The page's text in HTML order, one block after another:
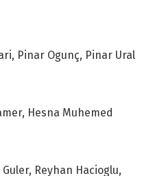
Pinar Ogunç, Pinar Ural
Hesna Muhemed
Reyhan Hacioglu,